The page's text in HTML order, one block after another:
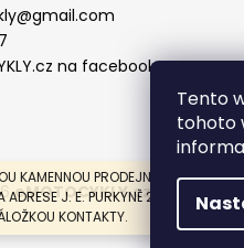
Tento
tohoto
KAMENNOU PRODEJNU V MOSTĚ.
J. E. PURKYNĚ 274, MOST.
KONTAKTY.
@gmail.com
na facebooku
eMOTOCYKLY.cz . Všechna